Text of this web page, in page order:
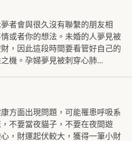
者會與很久沒有聯繫的朋友相
或者你的想法。未婚的人夢見被
，因此這段時間要看管好自己的
機。孕婦夢見被刺穿心肺...
方面出現問題，可能罹患呼吸系
不要當夜貓子，不要在夜間遊
，財運起伏較大，獲得一筆小財